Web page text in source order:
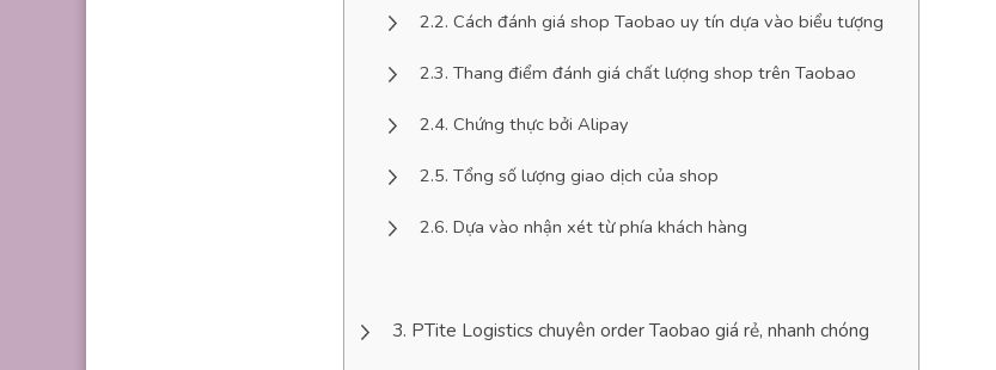
Cách đánh giá shop Taobao uy tín dựa vào biểu tượng
Thang điểm đánh giá chất lượng shop trên Taobao
Chứng thực bởi Alipay
Tổng số lượng giao dịch của shop
Dựa vào nhận xét từ phía khách hàng
PTite Logistics chuyên order Taobao giá rẻ, nhanh chóng